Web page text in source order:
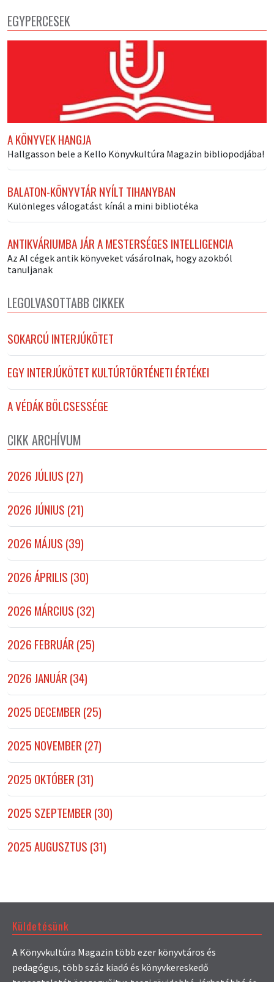
EGYPERCESEK
A KÖNYVEK HANGJA
Hallgasson bele a Kello Könyvkultúra Magazin bibliopodjába!
BALATON-KÖNYVTÁR NYÍLT TIHANYBAN
Különleges válogatást kínál a mini bibliotéka
ANTIKVÁRIUMBA JÁR A MESTERSÉGES INTELLIGENCIA
Az AI cégek antik könyveket vásárolnak, hogy azokból
tanuljanak
LEGOLVASOTTABB CIKKEK
SOKARCÚ INTERJÚKÖTET
EGY INTERJÚKÖTET KULTÚRTÖRTÉNETI ÉRTÉKEI
A VÉDÁK BÖLCSESSÉGE
CIKK ARCHÍVUM
2026 JÚLIUS (27)
2026 JÚNIUS (21)
2026 MÁJUS (39)
2026 ÁPRILIS (30)
2026 MÁRCIUS (32)
2026 FEBRUÁR (25)
2026 JANUÁR (34)
2025 DECEMBER (25)
2025 NOVEMBER (27)
2025 OKTÓBER (31)
2025 SZEPTEMBER (30)
2025 AUGUSZTUS (31)
Küldetésünk
A Könyvkultúra Magazin több ezer könyvtáros és
pedagógus, több száz kiadó és könyvkereskedő